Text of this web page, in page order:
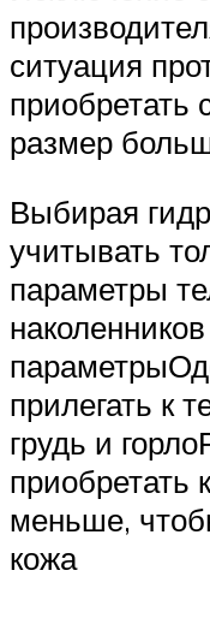
ситуация
приобретать
размер
Выбирая
учитывать
параметры
прилегать к
грудь и
приобретать
меньше,
кожа